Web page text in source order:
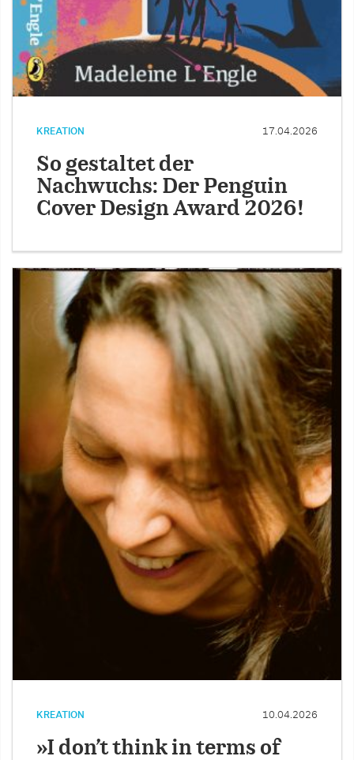
KREATION 17.04.2026
So gestaltet der
Nachwuchs: Der Penguin
Cover Design Award 2026!
KREATION 10.04.2026
»I don’t think in terms of